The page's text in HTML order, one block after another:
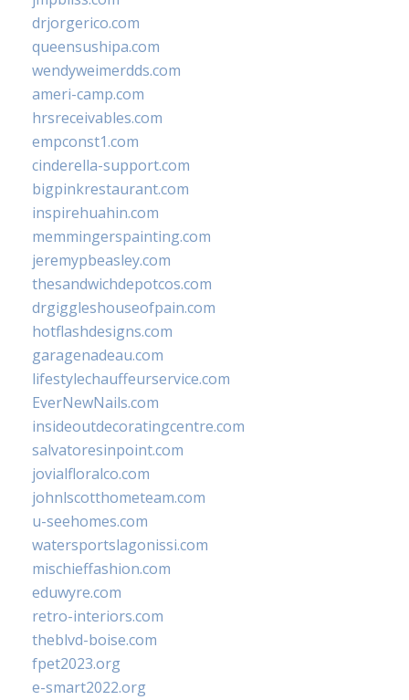
drjorgerico.com
queensushipa.com
wendyweimerdds.com
ameri-camp.com
hrsreceivables.com
empconst1.com
cinderella-support.com
bigpinkrestaurant.com
inspirehuahin.com
memmingerspainting.com
jeremypbeasley.com
thesandwichdepotcos.com
drgiggleshouseofpain.com
hotflashdesigns.com
garagenadeau.com
lifestylechauffeurservice.com
EverNewNails.com
insideoutdecoratingcentre.com
salvatoresinpoint.com
jovialfloralco.com
johnlscotthometeam.com
u-seehomes.com
watersportslagonissi.com
mischieffashion.com
eduwyre.com
retro-interiors.com
theblvd-boise.com
fpet2023.org
e-smart2022.org